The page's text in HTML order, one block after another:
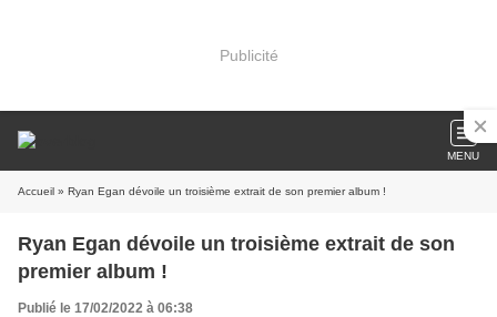
Publicité
MENU
Accueil » Ryan Egan dévoile un troisième extrait de son premier album !
Ryan Egan dévoile un troisième extrait de son
premier album !
Publié le 17/02/2022 à 06:38